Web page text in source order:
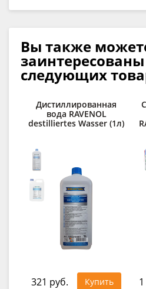
Вы также
следующих
Дистиллированная
вода RAVENOL
destilliertes Wasser (1л)
321 руб.
Купить